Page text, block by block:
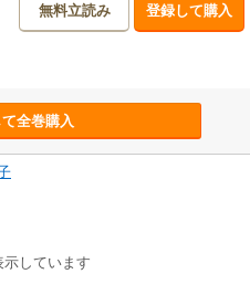
無料立読み 登録して購入
全巻購入
しています